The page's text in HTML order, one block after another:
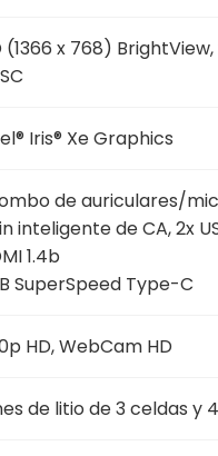
(1366 x 768)
Iris® Xe Graphics
de auriculares/
inteligente de CA, 2x
1.4b
SuperSpeed Type-C
HD, WebCam HD
de litio de 3 celdas y